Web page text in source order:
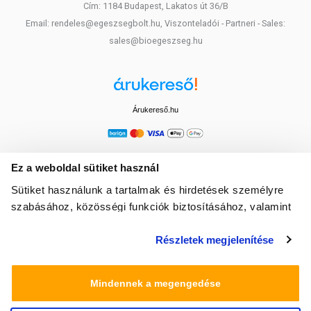
Ez a weboldal sütiket használ
Sütiket használunk a tartalmak és hirdetések személyre
szabásához, közösségi funkciók biztosításához, valamint
média-, hirdető- és elemező partnereinkkel megosztjuk az
amelyeket Ön adott meg számukra vagy az Ön által
használt más szolgáltatásokból gyűjtöttek.
Részletek megjelenítése
Mindennek a megengedése
Az ajánlott napi mennyiséget ne lépd túl! Sérült vagy irritált
bőrfelületen ne használd! Az összetevőkkel szembeni
érzékenység vagy allergia esetén mellőzd a használatát!
Cím: 1184 Budapest, Lakatos út 36/B
Email: rendeles@egeszsegbolt.hu, Viszonteladói - Partneri - Sales:
sales@bioegeszseg.hu
Árukereső.hu